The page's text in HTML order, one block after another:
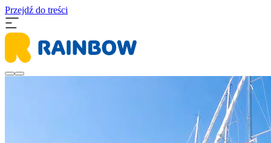
Przejdź do treści